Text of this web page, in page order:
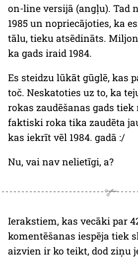
on-line versijā (angļu). Tad
1985 un nopriecājoties, ka
tālu, tieku atsēdināts.
ka gads iraid 1984.
Es steidzu lūkāt gūglē, kas
toč. Neskatoties uz to, ka
rokas zaudēšanas gads tiek
faktiski roka tika zaudēta
kas iekrīt vēl 1984. gadā :/
Nu, vai nav nelietīgi, a?
Ierakstiem, kas vecāki par
komentēšanas iespēja tiek
aizvien ir ko teikt, dod ziņu